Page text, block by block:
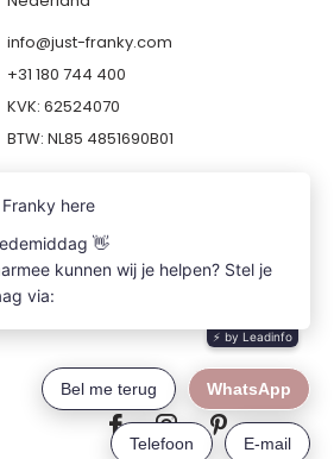
info@just-franky.com
+31 180 744 400
KVK: 62524070
BTW: NL85 4851690B01